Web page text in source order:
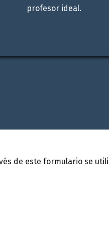
profesor ideal.
de este formulario se